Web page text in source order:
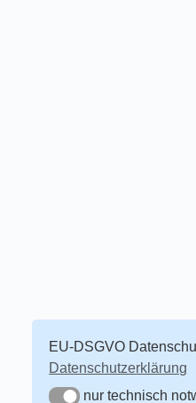
EU-DSGVO
Datenschutzerklärung
nur technisch notwendige
nur technisch